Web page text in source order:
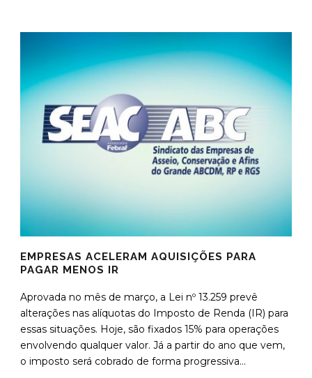
EMPRESAS ACELERAM AQUISIÇÕES PARA
PAGAR MENOS IR
Aprovada no mês de março, a Lei nº 13.259 prevê
alterações nas alíquotas do Imposto de Renda (IR) para
essas situações. Hoje, são fixados 15% para operações
envolvendo qualquer valor. Já a partir do ano que vem,
o imposto será cobrado de forma progressiva...